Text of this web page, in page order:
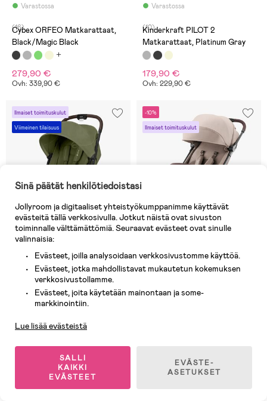
Varastossa
(16)
Cybex ORFEO Matkarattaat,
Black/Magic Black
279,90 €
Ovh: 339,90 €
Varastossa
(10)
Kinderkraft PILOT 2
Matkarattaat, Platinum Gray
179,90 €
Ovh: 229,90 €
Ilmaiset toimituskulut
Viimeinen tilaisuus
2 JÄLJELLÄ
Cybex ORFEO Matkarattaat,
-10%
Ilmaiset toimituskulut
Ovh: 276,90 €
Bestseller
Sinä päätät henkilötiedoistasi
Jollyroom ja digitaaliset yhteistyökumppanimme käyttävät
evästeitä tällä verkkosivulla. Jotkut näistä ovat sivuston
toiminnalle välttämättömiä. Seuraavat evästeet ovat sinulle
valinnaisia:
Evästeet, joilla analysoidaan verkkosivustomme käyttöä.
Evästeet, jotka mahdollistavat mukautetun kokemuksen
verkkosivustollamme.
Evästeet, joita käytetään mainontaan ja some-
markkinointiin.
Lue lisää evästeistä
SALLI
KAIKKI
EVÄSTEET
EVÄSTE-
ASETUKSET